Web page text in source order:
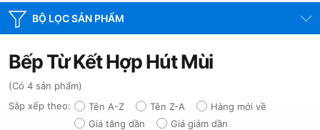
BỘ LỌC SẢN PHẨM
Bếp Từ Kết Hợp Hút Mùi
(Có 4 sản phẩm)
Sắp xếp theo:
Tên A-Z Tên Z-A
Hàng mới về
Giá tăng dần
Giá giảm dần